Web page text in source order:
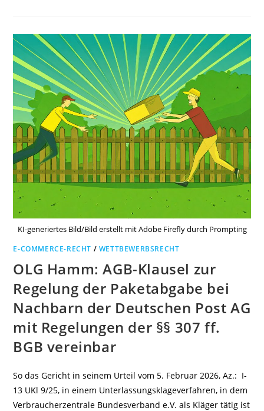
KI-generiertes Bild/Bild erstellt mit Adobe Firefly durch Prompting
E-COMMERCE-RECHT / WETTBEWERBSRECHT
OLG Hamm: AGB-Klausel zur
Regelung der Paketabgabe bei
Nachbarn der Deutschen Post AG
mit Regelungen der §§ 307 ff.
BGB vereinbar
So das Gericht in seinem Urteil vom 5. Februar 2026, Az.: I-
13 UKl 9/25, in einem Unterlassungsklageverfahren, in dem
Verbraucherzentrale Bundesverband e.V. als Kläger tätig ist